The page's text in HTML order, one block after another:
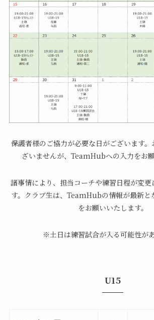
保護者様のご協力が必要な日がございます
ざいませんが、TeamHubへの入力をお願
諸事情により、担当コーチや練習日程が変更
す。クラブ生は、TeamHubの情報が最新と
をお願いいたします。
※土日は練習試合が入る可能性があ
U15